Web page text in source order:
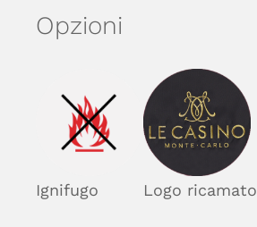
Opzioni
Ignifugo Logo ricamato